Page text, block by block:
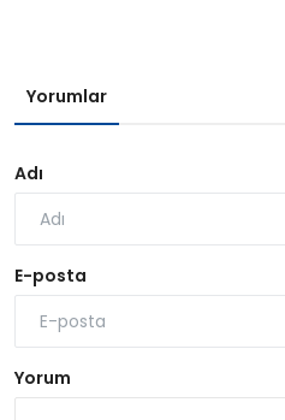
Yorumlar
Adı
E-posta
Yorum